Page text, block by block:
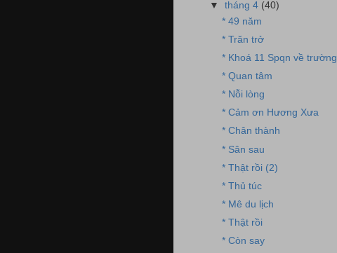
▼tháng 4 (40)
* 49 năm
* Trăn trở
* Khoá 11 Spqn về trường
* Quan tâm
* Nỗi lòng
* Cảm ơn Hương Xưa
* Chân thành
* Sân sau
* Thật rồi (2)
* Thủ túc
* Mê du lịch
* Thật rồi
* Còn say